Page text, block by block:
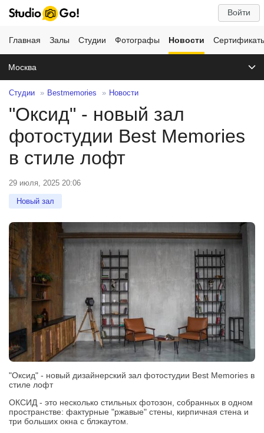
Войти
Главная Залы Студии Фотографы Новости
Москва
Студии Bestmemories Новости
"Оксид" - новый зал
фотостудии Best Memories
в стиле лофт
29 июля, 2025 20:06
Новый зал
"Оксид" - новый дизайнерский зал фотостудии Best Memories в
стиле лофт
ОКСИД - это несколько стильных фотозон, собранных в одном
пространстве: фактурные "ржавые" стены, кирпичная стена и
три больших окна с блэкаутом.